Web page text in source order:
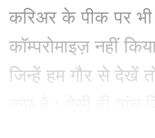
करिअर के पीक पर
कॉम्परोमाइज़ नहीं
जिन्हें हम गौर से देखें
कुछ है। ऐसी ही पांच